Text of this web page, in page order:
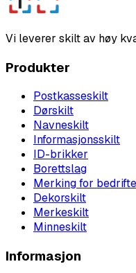
Vi leverer skilt av høy
Produkter
Postkasseskilt
Dørskilt
Navneskilt
Informasjonsskilt
ID-brikker
Borettslag
Merking for
Dekorskilt
Merkeskilt
Minneskilt
Informasjon